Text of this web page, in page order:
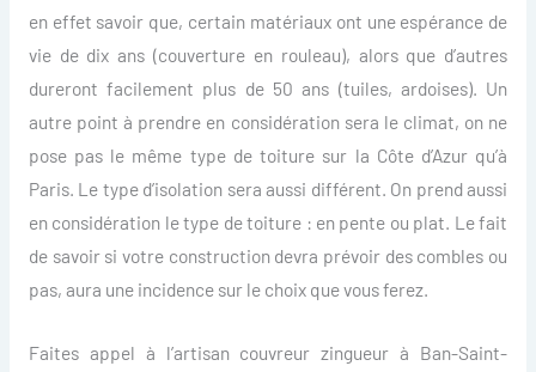
en effet savoir que, certain matériaux ont une espérance de
vie de dix ans (couverture en rouleau), alors que d’autres
dureront facilement plus de 50 ans (tuiles, ardoises). Un
autre point à prendre en considération sera le climat, on ne
pose pas le même type de toiture sur la Côte d’Azur qu’à
Paris. Le type d’isolation sera aussi différent. On prend aussi
en considération le type de toiture : en pente ou plat. Le fait
de savoir si votre construction devra prévoir des combles ou
pas, aura une incidence sur le choix que vous ferez.
Faites appel à l’artisan couvreur zingueur à Ban-Saint-